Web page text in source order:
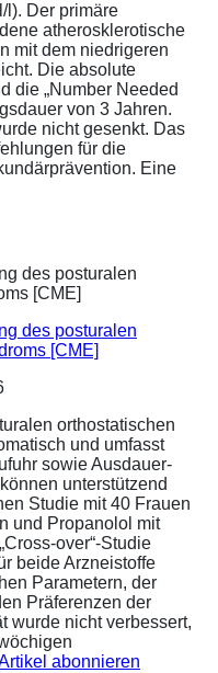
l). Der primäre
atherosklerotische
mit dem niedrigeren
Die absolute
die „Number Needed
von 3 Jahren.
nicht gesenkt. Das
für die
Eine
des posturalen
[CME]
orthostatischen
und umfasst
sowie Ausdauer-
unterstützend
Studie mit 40 Frauen
und Propanolol mit
over“-Studie
beide Arzneistoffe
Parametern, der
Präferenzen der
wurde nicht verbessert,
abonnieren